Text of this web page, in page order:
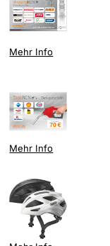
Mehr Info
Mehr Info